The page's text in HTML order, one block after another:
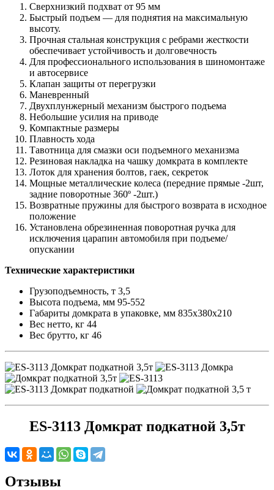
Сверхнизкий подхват от 95 мм
Быстрый подъем — для поднятия на максимальную
высоту.
Прочная стальная конструкция с ребрами жесткости
обеспечивает устойчивость и долговечность
Для профессионального использования в шиномонтаже
и автосервисе
Клапан защиты от перегрузки
Маневренный
Двухплунжерный механизм быстрого подъема
Небольшие усилия на приводе
Компактные размеры
Плавность хода
Тавотница для смазки оси подъемного механизма
Резиновая накладка на чашку домкрата в комплекте
Лоток для хранения болтов, гаек, секреток
Мощные металлические колеса (передние прямые -2шт,
задние поворотные 360º -2шт.)
Возвратные пружины для быстрого возврата в исходное
положение
Установлена обрезиненная поворотная ручка для
исключения царапин автомобиля при подъеме/
опускании
Технические характеристики
Грузоподъемность, т 3,5
Высота подъема, мм 95-552
Габариты домкрата в упаковке, мм 835х380х210
Вес нетто, кг 44
Вес брутто, кг 46
ES-3113 Домкрат подкатной 3,5т
Отзывы